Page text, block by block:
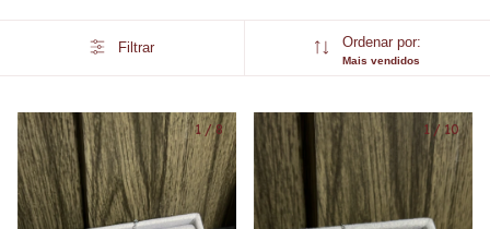
Filtrar Ordenar por:
Mais vendidos
1/8 1 / 10